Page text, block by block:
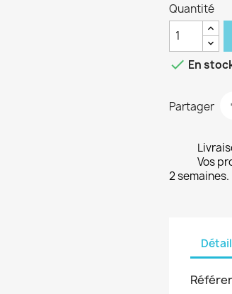
Quantité
 En
Partager
Vos
2 semaines.